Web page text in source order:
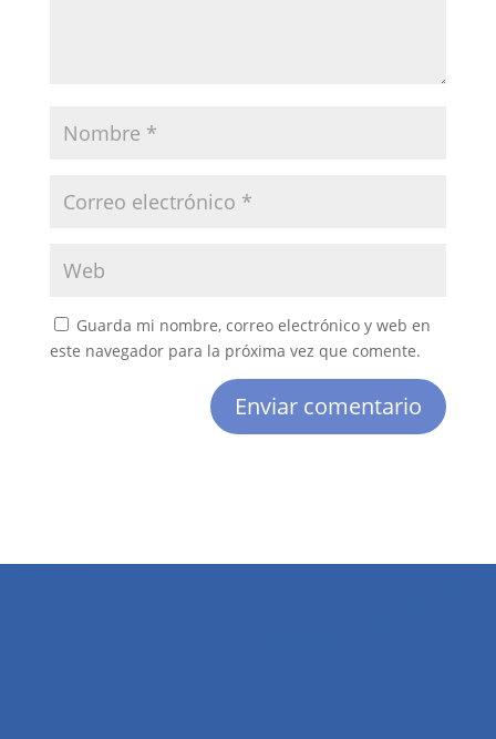
Guarda mi nombre, correo electrónico y web en
este navegador para la próxima vez que comente.